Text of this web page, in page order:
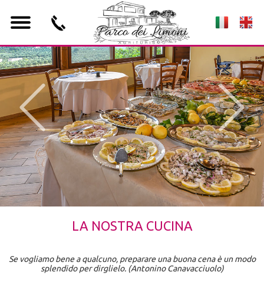
LA NOSTRA CUCINA
Se vogliamo bene a qualcuno, preparare una buona cena è un modo
splendido per dirglielo. (Antonino Canavacciuolo)